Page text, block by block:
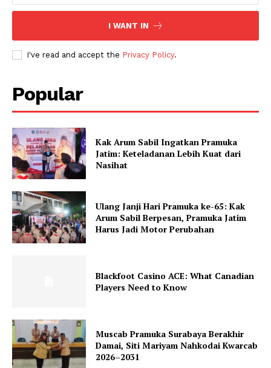
I WANT IN
I've read and accept the Privacy Policy.
Popular
Kak Arum Sabil Ingatkan Pramuka
Jatim: Keteladanan Lebih Kuat dari
Nasihat
Ulang Janji Hari Pramuka ke-65: Kak
Arum Sabil Berpesan, Pramuka Jatim
Harus Jadi Motor Perubahan
Blackfoot Casino ACE: What Canadian
Players Need to Know
Muscab Pramuka Surabaya Berakhir
Damai, Siti Mariyam Nahkodai Kwarcab
2026–2031